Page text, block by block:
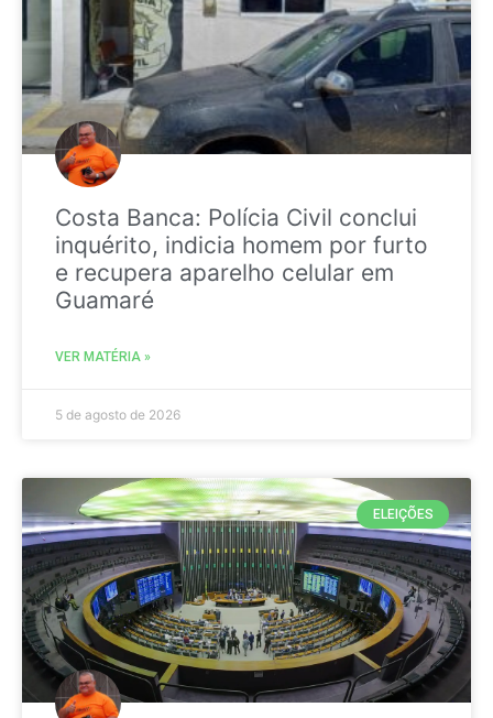
Costa Banca: Polícia Civil conclui
inquérito, indicia homem por furto
e recupera aparelho celular em
Guamaré
VER MATÉRIA »
5 de agosto de 2026
ELEIÇÕES